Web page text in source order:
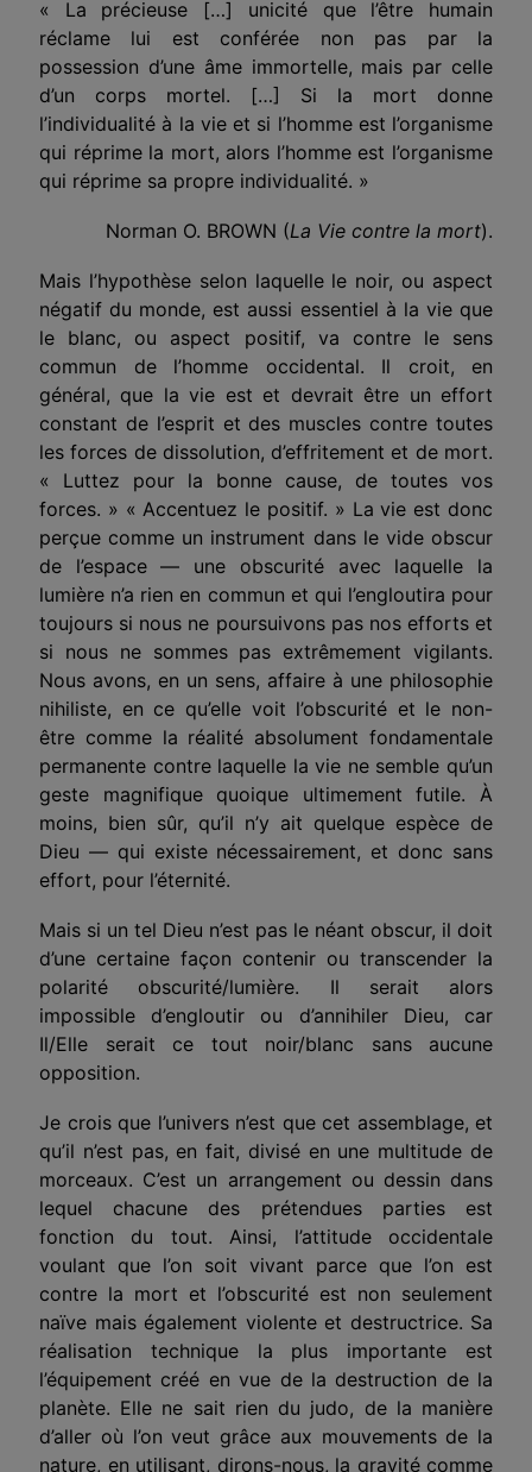
« La précieuse […] unicité que l’être humain
réclame lui est conférée non pas par la
possession d’une âme immortelle, mais par celle
d’un corps mortel. […] Si la mort donne
l’individualité à la vie et si l’homme est l’organisme
qui réprime la mort, alors l’homme est l’organisme
qui réprime sa propre individualité. »
Norman O. BROWN (La Vie contre la mort).
Mais l’hypothèse selon laquelle le noir, ou aspect
négatif du monde, est aussi essentiel à la vie que
le blanc, ou aspect positif, va contre le sens
commun de l’homme occidental. Il croit, en
général, que la vie est et devrait être un effort
constant de l’esprit et des muscles contre toutes
les forces de dissolution, d’effritement et de mort.
« Luttez pour la bonne cause, de toutes vos
forces. » « Accentuez le positif. » La vie est donc
perçue comme un instrument dans le vide obscur
de l’espace — une obscurité avec laquelle la
lumière n’a rien en commun et qui l’engloutira pour
toujours si nous ne poursuivons pas nos efforts et
si nous ne sommes pas extrêmement vigilants.
Nous avons, en un sens, affaire à une philosophie
nihiliste, en ce qu’elle voit l’obscurité et le non-
être comme la réalité absolument fondamentale
permanente contre laquelle la vie ne semble qu’un
geste magnifique quoique ultimement futile. À
moins, bien sûr, qu’il n’y ait quelque espèce de
Dieu — qui existe nécessairement, et donc sans
effort, pour l’éternité.
Mais si un tel Dieu n’est pas le néant obscur, il doit
d’une certaine façon contenir ou transcender la
polarité obscurité/lumière. Il serait alors
impossible d’engloutir ou d’annihiler Dieu, car
Il/Elle serait ce tout noir/blanc sans aucune
opposition.
Je crois que l’univers n’est que cet assemblage, et
qu’il n’est pas, en fait, divisé en une multitude de
morceaux. C’est un arrangement ou dessin dans
lequel chacune des prétendues parties est
fonction du tout. Ainsi, l’attitude occidentale
voulant que l’on soit vivant parce que l’on est
contre la mort et l’obscurité est non seulement
naïve mais également violente et destructrice. Sa
réalisation technique la plus importante est
l’équipement créé en vue de la destruction de la
planète. Elle ne sait rien du judo, de la manière
d’aller où l’on veut grâce aux mouvements de la
nature, en utilisant, dirons-nous, la gravité comme